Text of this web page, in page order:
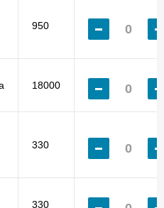
950
18000
330
330